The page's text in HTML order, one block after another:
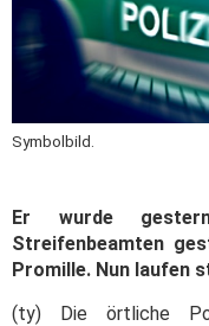
Symbolbild.
Er wurde
Streifenbeamten
Promille. Nun laufen
(ty) Die örtliche